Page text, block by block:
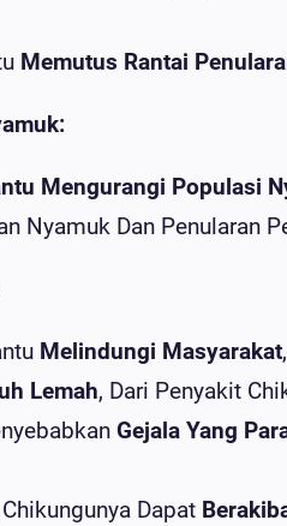
Memutus Rantai
Mengurangi Populasi
Nyamuk Dan Penularan
Melindungi Masyarakat
Lemah, Dari Penyakit
Gejala Yang
Dapat